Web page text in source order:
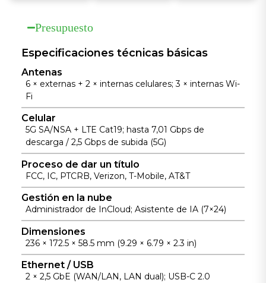
identidades.
banda para las
críticas.
diagnóstico
por IA para
de red más
Presupuesto
Especificaciones técnicas básicas
Antenas
6 × externas + 2 × internas celulares; 3 × internas Wi-
Fi
Celular
5G SA/NSA + LTE Cat19; hasta 7,01 Gbps de
descarga / 2,5 Gbps de subida (5G)
Proceso de dar un título
FCC, IC, PTCRB, Verizon, T-Mobile, AT&T
Gestión en la nube
Administrador de InCloud; Asistente de IA (7×24)
Dimensiones
236 × 172.5 × 58.5 mm (9.29 × 6.79 × 2.3 in)
Ethernet / USB
2 × 2,5 GbE (WAN/LAN, LAN dual); USB-C 2.0